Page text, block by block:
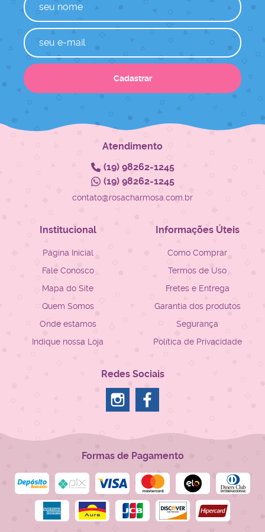
Cadastrar
Atendimento
(19)98262-1245
(19)98262-1245
contato@rosacharmosa.com.br
Institucional
Página Inicial
Fale Conosco
Mapa do Site
Quem Somos
Onde estamos
Indique nossa Loja
Informações Úteis
Como Comprar
Termos de Uso
Fretes e Entrega
Garantia dos produtos
Segurança
Política de Privacidade
Redes Sociais
Formas de Pagamento